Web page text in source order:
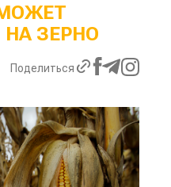
ЗЕРНО
Поделиться